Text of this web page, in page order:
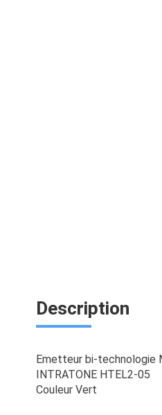
Description
Emetteur bi-technologie
INTRATONE HTEL2-05
Couleur Vert